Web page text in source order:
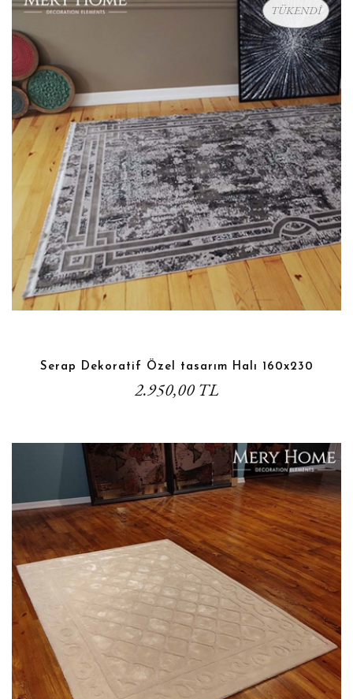
TÜKENDİ
Serap Dekoratif Özel tasarım Halı 160x230
2.950,00 TL